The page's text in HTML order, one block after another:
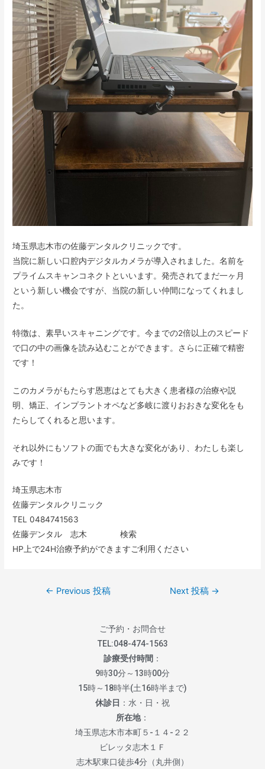
埼玉県志木市の佐藤デンタルクリニックです。
当院に新しい口腔内デジタルカメラが導入されました。名前を
プライムスキャンコネクトといいます。発売されてまだ一ヶ月
という新しい機会ですが、当院の新しい仲間になってくれまし
た。
特徴は、素早いスキャニングです。今までの2倍以上のスピード
で口の中の画像を読み込むことができます。さらに正確で精密
です！
このカメラがもたらす恩恵はとても大きく患者様の治療や説
明、矯正、インプラントオペなど多岐に渡りおおきな変化をも
たらしてくれると思います。
それ以外にもソフトの面でも大きな変化があり、わたしも楽し
みです！
埼玉県志木市
佐藤デンタルクリニック
TEL 0484741563
佐藤デンタル 志木 検索
HP上で24H治療予約ができますご利用ください
← Previous 投稿 Next 投稿 →
ご予約・お問合せ
TEL:048-474-1563
診療受付時間 ：
9時30分～13時00分
15時～18時半(土16時半まで)
休診日 ：水・日・祝
所在地：
埼玉県志木市本町５-１４-２２
ビレッタ志木１Ｆ
志木駅東口徒歩4分（丸井側）